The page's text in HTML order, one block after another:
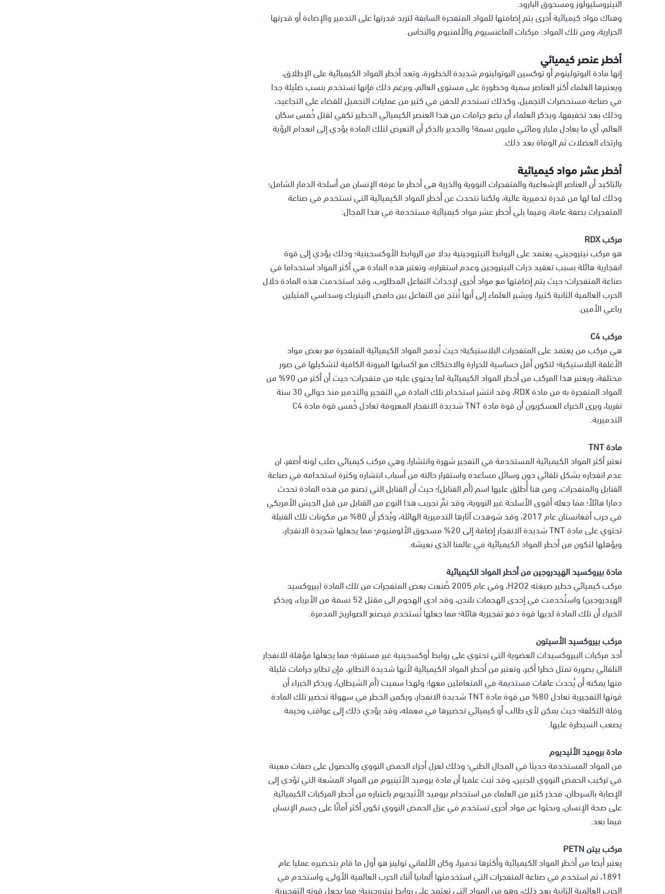
وهناك مواد كيميائية أخرى يتم إضافتها للمواد المتفجرة السابقة لتزيد قدرتها على التدمير والإضاءة أو قدرتها
الحرارية، ومن تلك المواد: مركبات الماغنسيوم والألمنيوم والنحاس.
أخطر عنصر كيميائي
إنها مادة البوتولينوم أو توكسين البوتولينوم شديدة الخطورة، وتعد أخطر المواد الكيميائية على الإطلاق،
ويعتبرها العلماء أكثر العناصر سمية وخطورة على مستوى العالم، وبرغم ذلك فإنها تستخدم بنسب ضئيلة جدا
في صناعة مستحضرات التجميل، وكذلك تستخدم للحقن في كثير من عمليات التجميل للقضاء على التجاعيد،
وذلك بعد تخفيفها، ويذكر العلماء أن بضع جرامات من هذا العنصر الكيميائي الخطير تكفي لقتل خُمس سكان
العالم، أي ما يعادل مليار ومائتي مليون نسمة! والجدير بالذكر أن التعرض لتلك المادة يؤدي إلى انعدام الرؤية
وارتخاء العضلات ثم الوفاة بعد ذلك.
أخطر عشر مواد كيميائية
بالتاكيد أن العناصر الإشعاعية والمتفجرات النووية والذرية هي أخطر ما عرفه الإنسان من أسلحة الدمار الشامل؛
وذلك لما لها من قدرة تدميرية عالية، ولكننا نتحدث عن أخطر المواد الكيميائية التي تستخدم في صناعة
المتفجرات بصفة عامة، وفيما يلي أخطر عشر مواد كيميائية مستخدمة في هذا المجال:
مركب RDX
هو مركب نيتروجيني، يعتمد على الروابط النيتروجينية بدلا من الروابط الأوكسجينية؛ وذلك يؤدي إلى قوة
انفجارية هائلة بسبب تعقيد ذرات النيتروجين وعدم استقراره، وتعتبر هذه المادة هي أكثر المواد استخداما في
صناعة المتفجرات؛ حيث يتم إضافتها مع مواد أخرى لإحداث التفاعل المطلوب، وقد استخدمت هذه المادة خلال
الحرب العالمية الثانية كثيرا، ويشير العلماء إلى أنها تُنتج من التفاعل بين حامض النيتريك وسداسي المثيلين
رباعي الأمين.
مركب C4
هي مركب من يعتمد على المتفجرات البلاستيكية؛ حيث تُدمج المواد الكيميائية المتفجرة مع بعض مواد
الأغلفة البلاستيكية؛ لتكون أقل حساسية للحرارة والاحتكاك مع اكسابها المرونة الكافية لتشكيلها في صور
مختلفة، ويعتبر هذا المركب من أخطر المواد الكيميائية لما يحتوي عليه من متفجرات؛ حيث أن أكثر من 90% من
المواد المتفجرة به من مادة RDX، وقد انتشر استخدام تلك المادة في التفجير والتدمير منذ حوالي 30 سنة
تقريبا، ويرى الخبراء العسكريون أن قوة مادة TNT شديدة الانفجار المعروفة تعادل خُمس قوة مادة C4
التدميرية.
مادة TNT
تعتبر أكثر المواد الكيميائية المستخدمة في التفجير شهرة وانتشارا، وهي مركب كيميائي صلب لونه أصفر، ان
عدم انفجاره بشكل تلقائي دون وسائل مساعده واستقرار حالته من أسباب انتشاره وكثرة استخدامه في صناعة
القنابل والمتفجرات، ومن هنا أُطلق عليها اسم (أم القنابل)؛ حيث أن القنابل التي تصنع من هذه المادة تحدث
دمارا هائلاً؛ مما جعله أقوى الأسلحة غير النووية، وقد تمَّ تجريب هذا النوع من القنابل من قبل الجيش الأمريكي
في حرب أفغانستان عام 2017، وقد شوهدت آثارها التدميرية الهائلة، ويُذكر أن 80% من مكونات تلك القنبلة
تحتوي على مادة TNT شديدة الانفجار إضافة إلى 20% مسحوق الألومنيوم؛ مما يجعلها شديدة الانفجار،
ويؤهلها لتكون من أخطر المواد الكيميائية في عالمنا الذي نعيشه.
مادة بيروكسيد الهيدروجين من أخطر المواد الكيميائية
مركب كيميائي خطير صيغته H2O2، وفي عام 2005 صُنعت بعض المتفجرات من تلك المادة (بيروكسيد
الهيدروجين) واستُخدمت في إحدى الهجمات بلندن، وقد ادى الهجوم الى مقتل 52 نسمة من الأبرياء، ويذكر
الخبراء أن تلك المادة لديها قوة دفع تفجيرية هائلة؛ مما جعلها تُستخدم فيصنع الصواريخ المدمرة.
مركب بيروكسيد الأسيتون
أحد مركبات البيروكسيدات العضوية التي تحتوي على روابط أوكسجينية غير مستقرة؛ مما يجعلها مؤهلة للانفجار
التلقائي بصورة تمثل خطرا أكبر، وتعتبر من أخطر المواد الكيميائية لأنها شديدة التطاير، فإن تطاير جرامات قليلة
منها يمكنه أن يُحدث عاهات مستديمة في المتعاملين معها؛ ولهذا سميت (أم الشيطان)، ويذكر الخبراء أن
قوتها التفجيرية تعادل 80% من قوة مادة TNT شديدة الانفجار، ويكمن الخطر في سهولة تحضير تلك المادة
وقلة التكلفة؛ حيث يمكن لأي طالب أو كيميائي تحضيرها في معمله، وقد يؤدي ذلك إلى عواقب وخيمة
يصعب السيطرة عليها.
مادة بروميد الأثيديوم
من المواد المستخدمة حديثا في المجال الطبي؛ وذلك لعزل أجزاء الحمض النووي والحصول على صفات معينة
في تركيب الحمض النووي للجنين، وقد ثبت علميا أن مادة بروميد الأثينيوم من المواد المشعة التي تؤدي إلى
الإصابة بالسرطان، فحذر كثير من العلماء من استخدام بروميد الأثيديوم باعتباره من أخطر المركبات الكيميائية
على صحة الإنسان، وبحثوا عن مواد أخرى تستخدم في عزل الحمض النووي تكون أكثر أمانًا على جسم الإنسان
فيما بعد.
مركب بيتن PETN
يعتبر أيضا من أخطر المواد الكيميائية وأكثرها تدميرا، وكان الألماني تولينز هو أول ما قام بتحضيره عمليا عام
1891، ثم استخدم في صناعة المتفجرات التي استخدمتها ألمانيا أثناء الحرب العالمية الأولى، واستخدم في
الحرب العالمية الثانية بعد ذلك، وهو من المواد التي تعتمد على روابط نيتروجينية؛ مما يجعل قوته التفجيرية